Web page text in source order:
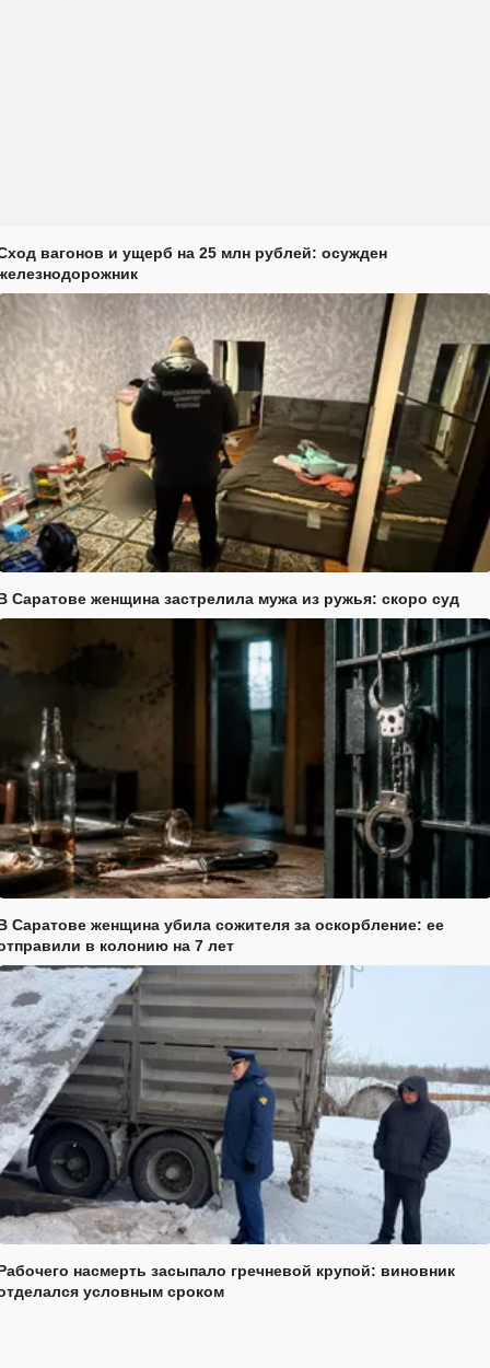
вагонов и ущерб на 25 млн рублей: осужден
Саратове женщина застрелила мужа из ружья: скоро суд
Саратове женщина убила сожителя за оскорбление: ее
в колонию на 7 лет
насмерть засыпало гречневой крупой: виновник
условным сроком